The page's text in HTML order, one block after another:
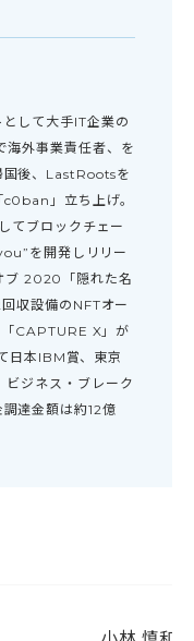
して大手IT企業の
海外事業責任者、を
国後、LastRootsを
」立ち上げ。
てブロックチェー
を開発しリリー
ブ 2020「隠れた名
収設備のNFTオー
CAPTURE X」が
日本IBM賞、東京
ビジネス・ブレーク
達金額は約12億